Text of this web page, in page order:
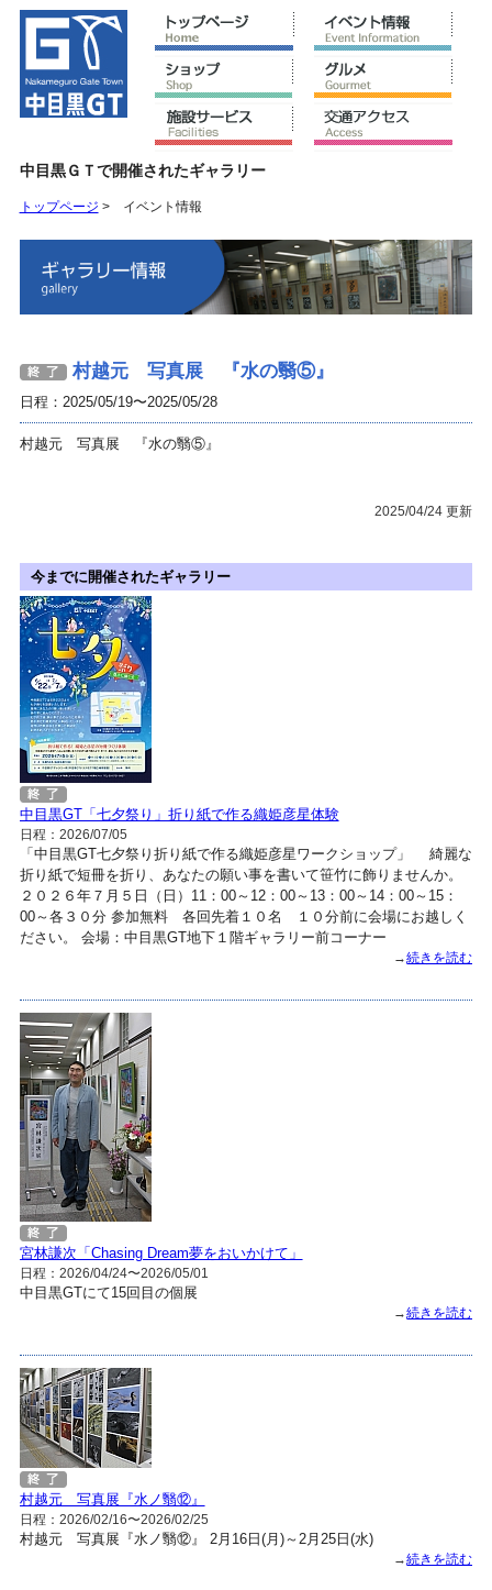
中目黒ＧＴで開催されたギャラリー
トップページ > イベント情報
村越元 写真展 『水の翳⑤』
日程：2025/05/19〜2025/05/28
村越元 写真展 『水の翳⑤』
2025/04/24 更新
今までに開催されたギャラリー
中目黒GT「七夕祭り」折り紙で作る織姫彦星体験
日程：2026/07/05
「中目黒GT七夕祭り折り紙で作る織姫彦星ワークショップ」 綺麗な
折り紙で短冊を折り、あなたの願い事を書いて笹竹に飾りませんか。
２０２６年７月５日（日）11：00～12：00～13：00～14：00～15：
00～各３０分 参加無料 各回先着１０名 １０分前に会場にお越しく
ださい。 会場：中目黒GT地下１階ギャラリー前コーナー
→続きを読む
宮林謙次「Chasing Dream夢をおいかけて」
日程：2026/04/24〜2026/05/01
中目黒GTにて15回目の個展
→続きを読む
村越元 写真展『水ノ翳⑫』
日程：2026/02/16〜2026/02/25
村越元 写真展『水ノ翳⑫』 2月16日(月)～2月25日(水)
→続きを読む